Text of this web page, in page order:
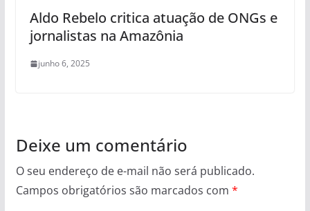
Aldo Rebelo critica atuação de ONGs e
jornalistas na Amazônia
junho 6, 2025
Deixe um comentário
O seu endereço de e-mail não será publicado.
Campos obrigatórios são marcados com *